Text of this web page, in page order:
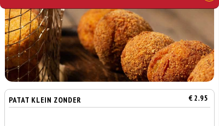
PATAT KLEIN ZONDER € 2.95